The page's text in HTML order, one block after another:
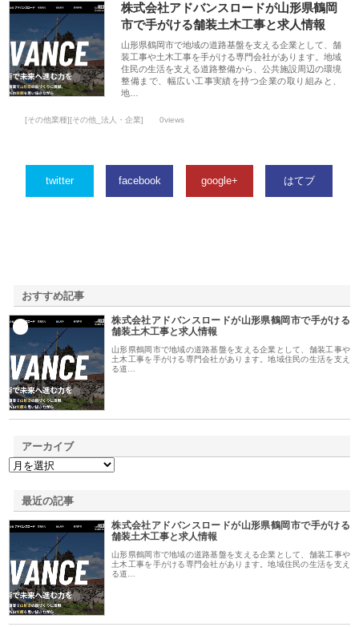
株式会社アドバンスロードが山形県鶴岡
市で手がける舗装土木工事と求人情報
山形県鶴岡市で地域の道路基盤を支える企業として、舗
装工事や土木工事を手がける専門会社があります。地域
住民の生活を支える道路整備から、公共施設周辺の環境
整備まで、幅広い工事実績を持つ企業の取り組みと、
地…
[その他業種][その他_法人・企業] 0views
twitter facebook google+ はてブ
おすすめ記事
株式会社アドバンスロードが山形県鶴岡市で手がける
舗装土木工事と求人情報
山形県鶴岡市で地域の道路基盤を支える企業として、舗装工事や
土木工事を手がける専門会社があります。地域住民の生活を支え
る道…
アーカイブ
最近の記事
株式会社アドバンスロードが山形県鶴岡市で手がける
舗装土木工事と求人情報
山形県鶴岡市で地域の道路基盤を支える企業として、舗装工事や
土木工事を手がける専門会社があります。地域住民の生活を支え
る道…